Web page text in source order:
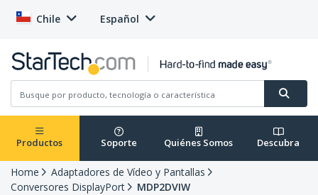
Chile Español
Productos Soporte Quiénes Somos Descubra
Home
Adaptadores de Vídeo y Pantallas
Conversores DisplayPort
MDP2DVIW